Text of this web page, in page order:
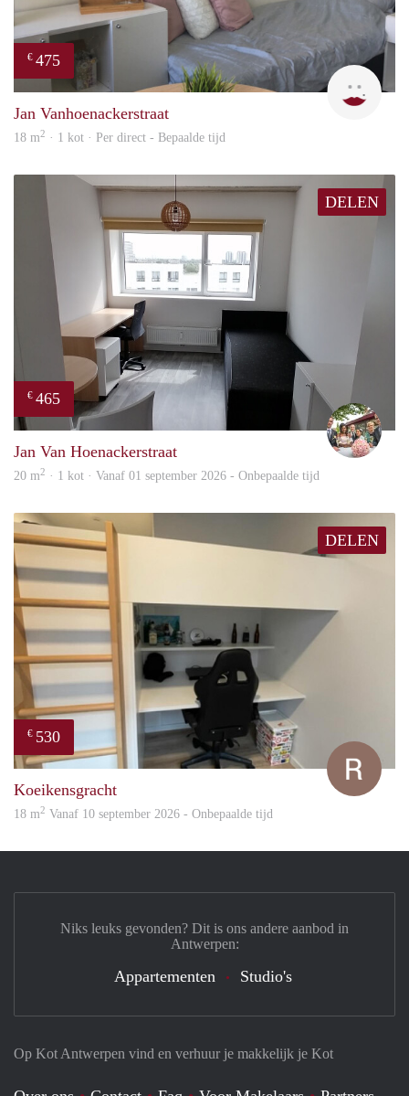
€ 475
Ann
Jan Vanhoenackerstraat
18 m2 · 1 kot · Per direct - Bepaalde tijd
DELEN
€ 465
Jan Van Hoenackerstraat
20 m2 · 1 kot · Vanaf 01 september 2026 - Onbepaalde tijd
DELEN
€ 530
Koeikensgracht
18 m2 Vanaf 10 september 2026 - Onbepaalde tijd
Op Kot Antwerpen vind en verhuur je makkelijk je Kot
Niks leuks gevonden? Dit is ons andere aanbod in
Antwerpen:
Appartementen Studio's